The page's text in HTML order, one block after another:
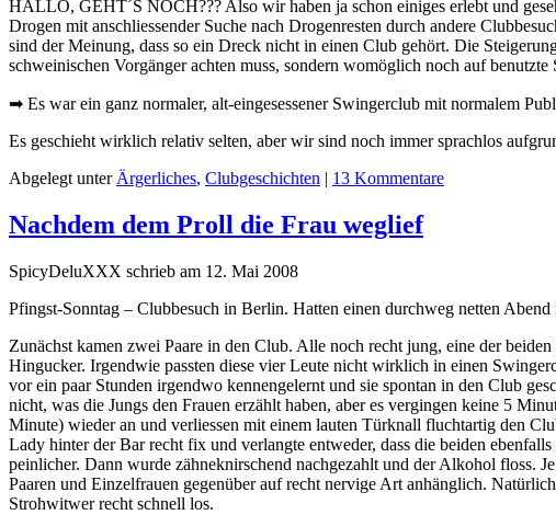
HALLO, GEHT´S NOCH??? Also wir haben ja schon einiges erlebt und
Drogen mit anschliessender Suche nach Drogenresten durch andere
sind der Meinung, dass so ein Dreck nicht in einen Club gehört. Die
schweinischen Vorgänger achten muss, sondern womöglich noch auf
➡ Es war ein ganz normaler, alt-eingesessener Swingerclub mit normalem
Es geschieht wirklich relativ selten, aber wir sind noch immer sprachlos
Abgelegt unter Ärgerliches, Clubgeschichten | 13 Kommentare
Nachdem dem Proll die Frau weglief
SpicyDeluXXX schrieb am 12. Mai 2008
Pfingst-Sonntag – Clubbesuch in Berlin. Hatten einen durchweg netten
Zunächst kamen zwei Paare in den Club. Alle noch recht jung, eine der
Hingucker. Irgendwie passten diese vier Leute nicht wirklich in einen
vor ein paar Stunden irgendwo kennengelernt und sie spontan in den Club
nicht, was die Jungs den Frauen erzählt haben, aber es vergingen keine 5
Minute) wieder an und verliessen mit einem lauten Türknall fluchtartig den
Lady hinter der Bar recht fix und verlangte entweder, dass die beiden
peinlicher. Dann wurde zähneknirschend nachgezahlt und der Alkohol floss.
Paaren und Einzelfrauen gegenüber auf recht nervige Art anhänglich.
Strohwitwer recht schnell los.